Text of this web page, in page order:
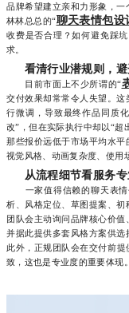
品牌希望建立亲和力形象，
林林总总的“聊天表情包设
收费是否合理？如何避免踩
求。
看清行业潜规则，
目前市面上不少所谓的“
交付效果却常常令人失望。
行微调，导致最终作品同质
改”，但在实际执行中却以“超
那些报价远低于市场平均水平
视觉风格、动画复杂度、使用
从流程细节看服务
一家值得信赖的聊天表情
析、风格定位、草图提案、
团队会主动询问品牌核心价
并据此提供多套风格方案供选
此外，正规团队会在交付前
致，这也是专业度的重要体现。